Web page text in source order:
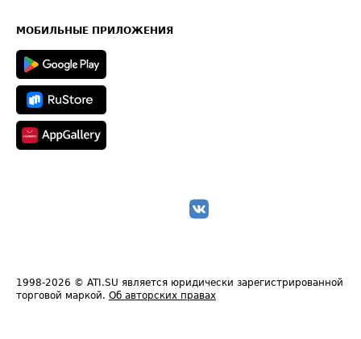
Техническая информация
МОБИЛЬНЫЕ ПРИЛОЖЕНИЯ
1998-2026 © ATI.SU является юридически зарегистрированной
торговой маркой. Об авторских правах